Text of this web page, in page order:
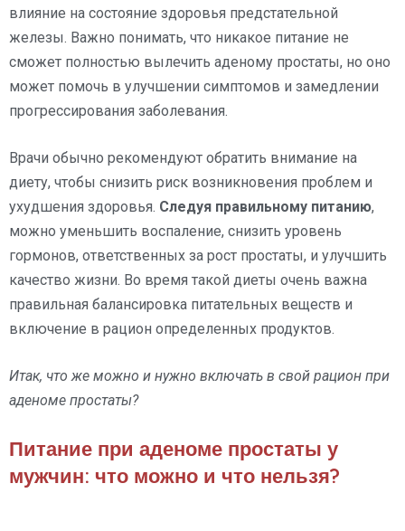
влияние на состояние здоровья предстательной
железы. Важно понимать, что никакое питание не
сможет полностью вылечить аденому простаты, но оно
может помочь в улучшении симптомов и замедлении
прогрессирования заболевания.
Врачи обычно рекомендуют обратить внимание на
диету, чтобы снизить риск возникновения проблем и
ухудшения здоровья. Следуя правильному питанию,
можно уменьшить воспаление, снизить уровень
гормонов, ответственных за рост простаты, и улучшить
качество жизни. Во время такой диеты очень важна
правильная балансировка питательных веществ и
включение в рацион определенных продуктов.
Итак, что же можно и нужно включать в свой рацион при
аденоме простаты?
Питание при аденоме простаты у
мужчин: что можно и что нельзя?